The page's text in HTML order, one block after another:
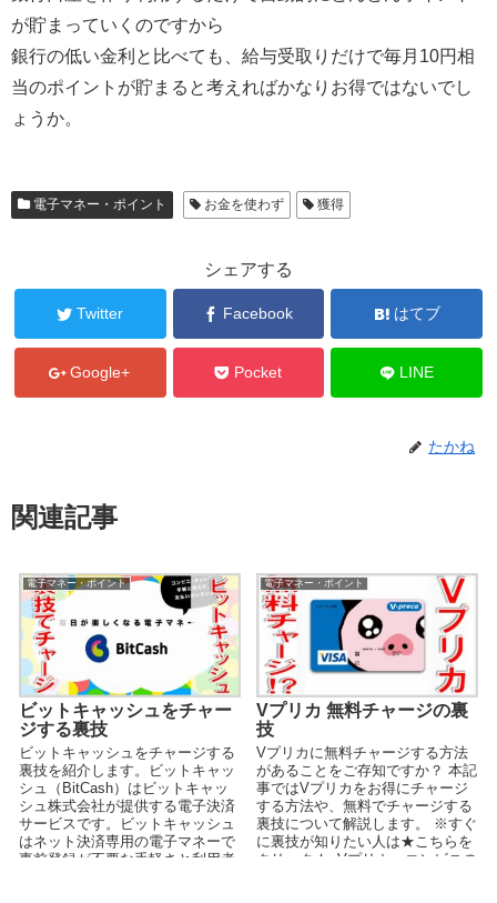
が貯まっていくのですから
銀行の低い金利と比べても、給与受取りだけで毎月10円相
当のポイントが貯まると考えればかなりお得ではないでし
ょうか。
電子マネー・ポイント お金を使わず 獲得
シェアする
Twitter Facebook はてブ
Google+ Pocket LINE
たかね
関連記事
電子マネー・ポイント
ビットキャッシュをチャー
ジする裏技
ビットキャッシュをチャージする
裏技を紹介します。ビットキャッ
シュ（BitCash）はビットキャッ
シュ株式会社が提供する電子決済
サービスです。ビットキャッシュ
はネット決済専用の電子マネーで
事前登録が不要な手軽さと利用者
電子マネー・ポイント
Vプリカ 無料チャージの裏
技
Vプリカに無料チャージする方法
があることをご存知ですか？ 本記
事ではVプリカをお得にチャージ
する方法や、無料でチャージする
裏技について解説します。 ※すぐ
に裏技が知りたい人は★こちらを
クリック★ Vプリカ コンビニの